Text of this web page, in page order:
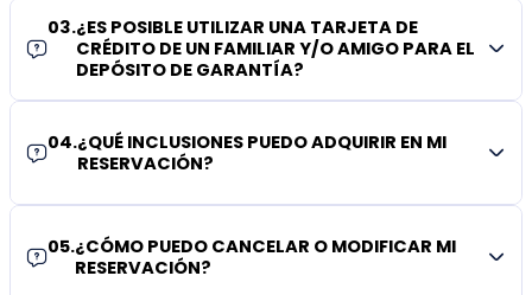
03.¿ES POSIBLE UTILIZAR UNA TARJETA DE
CRÉDITO DE UN FAMILIAR Y/O AMIGO PARA EL
DEPÓSITO DE GARANTÍA?
04.¿QUÉ INCLUSIONES PUEDO ADQUIRIR EN MI
RESERVACIÓN?
05.¿CÓMO PUEDO CANCELAR O MODIFICAR MI
RESERVACIÓN?